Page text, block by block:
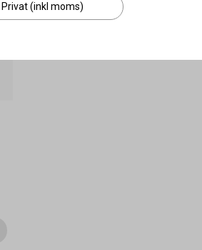
Privat (inkl moms)